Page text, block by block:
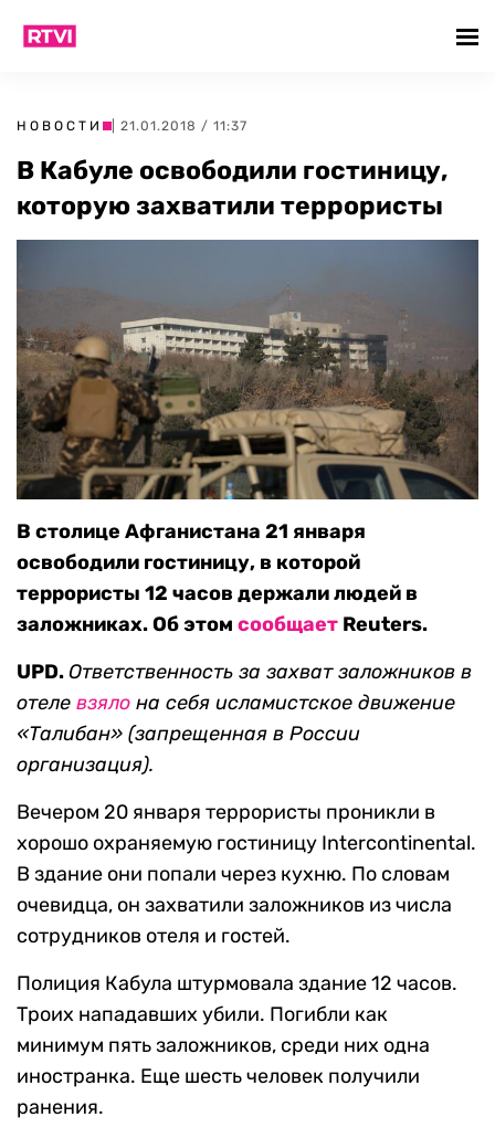
НОВОСТИ | 21.01.2018 / 11:37
В Кабуле освободили гостиницу,
которую захватили террористы
В столице Афганистана 21 января
освободили гостиницу, в которой
террористы 12 часов держали людей в
заложниках. Об этом сообщает Reuters.
UPD.Ответственность за захват заложников в
отеле взяло на себя исламистское движение
«Талибан» (запрещенная в России
организация).
Вечером 20 января террористы проникли в
хорошо охраняемую гостиницу Intercontinental.
В здание они попали через кухню. По словам
очевидца, он захватили заложников из числа
сотрудников отеля и гостей.
Полиция Кабула штурмовала здание 12 часов.
Троих нападавших убили. Погибли как
минимум пять заложников, среди них одна
иностранка. Еще шесть человек получили
ранения.